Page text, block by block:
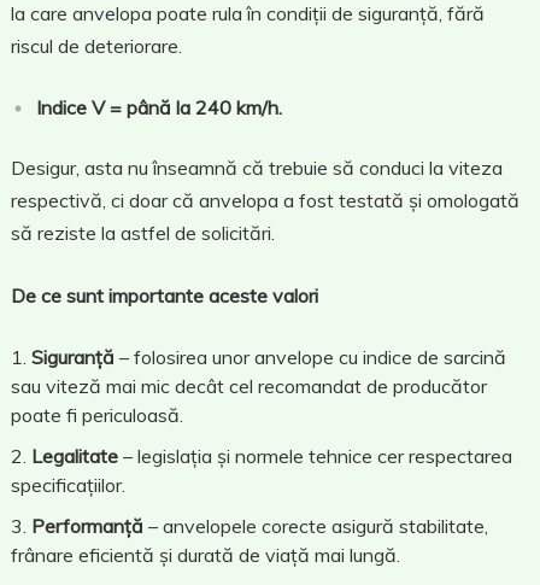
la care anvelopa poate rula în condiții de siguranță, fără
riscul de deteriorare.
Indice V = până la 240 km/h.
Desigur, asta nu înseamnă că trebuie să conduci la viteza
respectivă, ci doar că anvelopa a fost testată și omologată
să reziste la astfel de solicitări.
De ce sunt importante aceste valori
Siguranță – folosirea unor anvelope cu indice de sarcină
sau viteză mai mic decât cel recomandat de producător
poate fi periculoasă.
Legalitate– legislația și normele tehnice cer respectarea
specificațiilor.
Performanță – anvelopele corecte asigură stabilitate,
frânare eficientă și durată de viață mai lungă.